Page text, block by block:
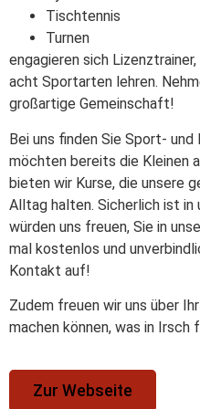
Tischtennis
Turnen
engagieren sich
acht Sportarten lehren.
großartige Gemeinschaft!
Bei uns finden Sie Sport-
möchten bereits die Kleinen
bieten wir Kurse, die unsere
Alltag halten. Sicherlich ist in
würden uns freuen, Sie in
mal kostenlos und
Kontakt auf!
Zudem freuen wir uns über
machen können, was in
Zur Webseite